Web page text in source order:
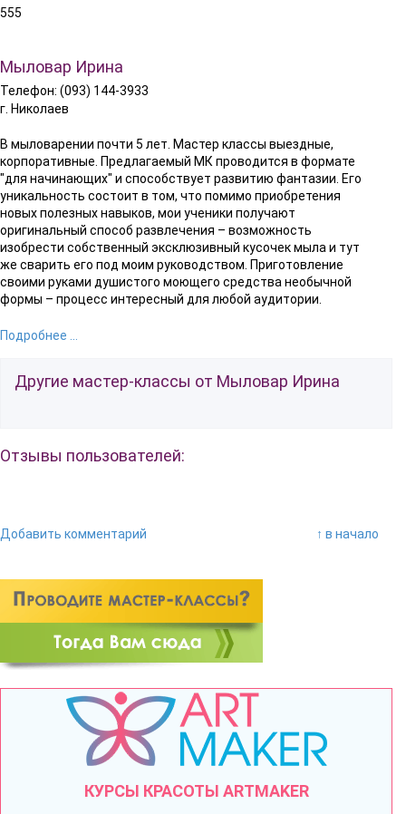
555
Мыловар Ирина
Телефон: (093) 144-3933
г. Николаев
В мыловарении почти 5 лет. Мастер классы выездные,
корпоративные. Предлагаемый МК проводится в формате
"для начинающих" и способствует развитию фантазии. Его
уникальность состоит в том, что помимо приобретения
новых полезных навыков, мои ученики получают
оригинальный способ развлечения – возможность
изобрести собственный эксклюзивный кусочек мыла и тут
же сварить его под моим руководством. Приготовление
своими руками душистого моющего средства необычной
формы – процесс интересный для любой аудитории.
Подробнее ...
Другие мастер-классы от Мыловар Ирина
Отзывы пользователей:
Добавить комментарий ↑ в начало
КУРСЫ КРАСОТЫ ARTMAKER